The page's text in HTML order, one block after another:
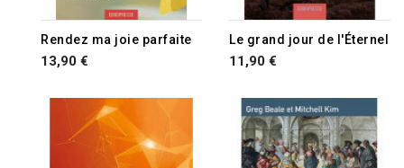
Rendez ma joie parfaite
13,90 €
Le grand jour de l'Éternel
11,90 €